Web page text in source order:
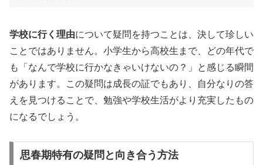
学校に行く理由について疑問を持つことは、決して珍しい
ことではありません。小学生から高校生まで、どの年代で
も「なんで学校に行かなきゃいけないの？」と感じる瞬間
があります。この疑問は成長の証でもあり、自分なりの答
えを見つけることで、勉強や学校生活がより充実したもの
になるでしょう。
思春期特有の疑問と向き合う方法